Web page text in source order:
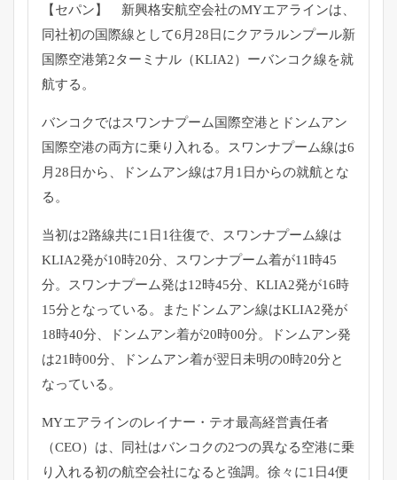
【セパン】 新興格安航空会社のMYエアラインは、
同社初の国際線として6月28日にクアラルンプール新
国際空港第2ターミナル（KLIA2）ーバンコク線を就
航する。
バンコクではスワンナプーム国際空港とドンムアン
国際空港の両方に乗り入れる。スワンナプーム線は6
月28日から、ドンムアン線は7月1日からの就航とな
る。
当初は2路線共に1日1往復で、スワンナプーム線は
KLIA2発が10時20分、スワンナプーム着が11時45
分。スワンナプーム発は12時45分、KLIA2発が16時
15分となっている。またドンムアン線はKLIA2発が
18時40分、ドンムアン着が20時00分。ドンムアン発
は21時00分、ドンムアン着が翌日未明の0時20分と
なっている。
MYエアラインのレイナー・テオ最高経営責任者
（CEO）は、同社はバンコクの2つの異なる空港に乗
り入れる初の航空会社になると強調。徐々に1日4便